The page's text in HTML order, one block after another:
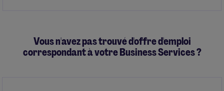
Vous n'avez pas trouvé d'offre d'emploi
correspondant à votre Business Services ?